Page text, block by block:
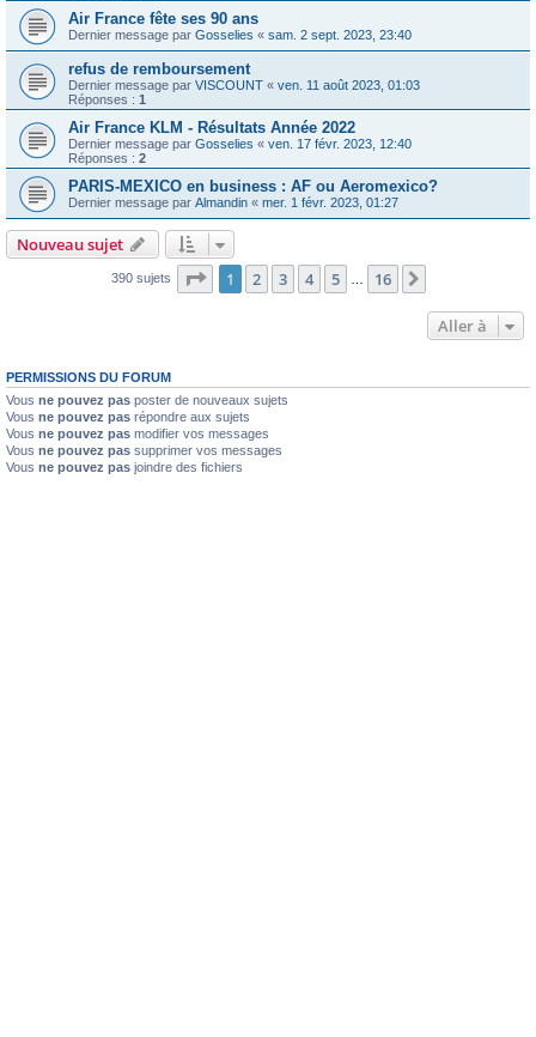
Air France fête ses 90 ans
Dernier message par Gosselies « sam. 2 sept. 2023, 23:40
refus de remboursement
Dernier message par VISCOUNT « ven. 11 août 2023, 01:03
Réponses : 1
Air France KLM - Résultats Année 2022
Dernier message par Gosselies « ven. 17 févr. 2023, 12:40
Réponses : 2
PARIS-MEXICO en business : AF ou Aeromexico?
Dernier message par Almandin « mer. 1 févr. 2023, 01:27
Nouveau sujet
390 sujets Page 1sur16
1 2 3 4 5 … 16
Aller à
PERMISSIONS DU FORUM
Vous ne pouvez pas poster de nouveaux sujets
Vous ne pouvez pas répondre aux sujets
Vous ne pouvez pas modifier vos messages
Vous ne pouvez pas supprimer vos messages
Vous ne pouvez pas joindre des fichiers